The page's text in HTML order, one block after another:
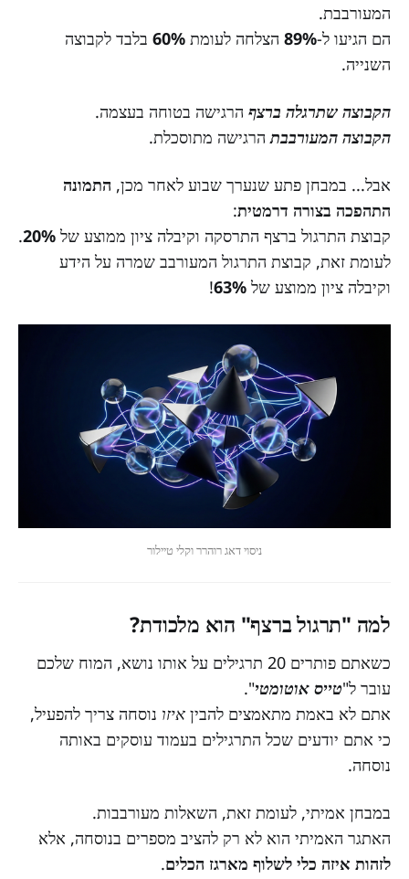
המעורבבת.
הם הגיעו ל-89% הצלחה לעומת 60% בלבד לקבוצה
השנייה.
הקבוצה שתרגלה ברצף הרגישה בטוחה בעצמה.
הקבוצה המעורבבתהרגישה מתוסכלת.
אבל... במבחן פתע שנערך שבוע לאחר מכן, התמונה
התהפכה בצורה דרמטית:
קבוצת התרגול ברצף התרסקה וקיבלה ציון ממוצע של 20%
.
לעומת זאת, קבוצת התרגול המעורבב שמרה על הידע
וקיבלה ציון ממוצע של 63%
!
ניסוי דאג רוהרר וקלי טיילור
למה "תרגול ברצף" הוא מלכודת?
כשאתם פותרים 20 תרגילים על אותו נושא, המוח שלכם
עובר ל"טייס אוטומטי".
אתם לא באמת מתאמצים להבין איזו נוסחה צריך להפעיל,
כי אתם יודעים שכל התרגילים בעמוד עוסקים באותה
נוסחה.
במבחן אמיתי, לעומת זאת, השאלות מעורבבות.
האתגר האמיתי הוא לא רק להציב מספרים בנוסחה, אלא
לזהות איזה כלי לשלוף מארגז הכלים.